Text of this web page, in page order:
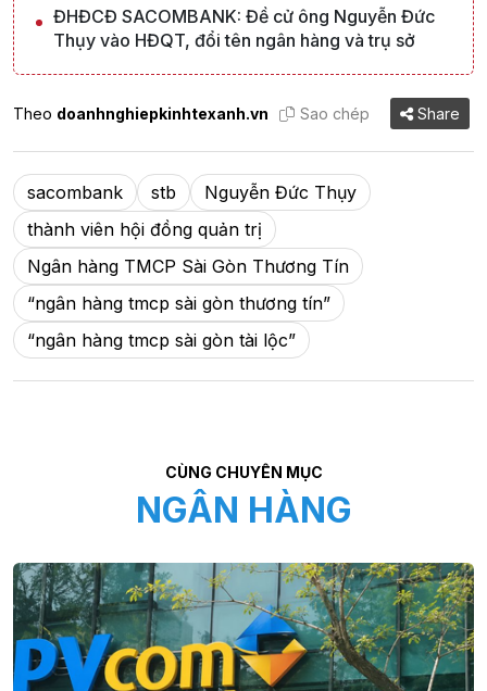
ĐHĐCĐ SACOMBANK: Đề cử ông Nguyễn Đức
Thụy vào HĐQT, đổi tên ngân hàng và trụ sở
Theo doanhnghiepkinhtexanh.vn Sao chép Share
sacombank stb
Nguyễn Đức Thụy
thành viên hội đồng quản trị
Ngân hàng TMCP Sài Gòn Thương Tín
“ngân hàng tmcp sài gòn thương tín”
“ngân hàng tmcp sài gòn tài lộc”
CÙNG CHUYÊN MỤC
NGÂN HÀNG